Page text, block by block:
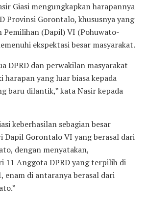
Giasi mengungkapkan harapannya
Provinsi Gorontalo, khususnya yang
Pemilihan (Dapil) VI (Pohuwato-
ekspektasi besar masyarakat.
DPRD dan perwakilan masyarakat
harapan yang luar biasa kepada
baru dilantik,” kata Nasir kepada
keberhasilan sebagian besar
Dapil Gorontalo VI yang berasal dari
dengan menyatakan,
11 Anggota DPRD yang terpilih di
enam di antaranya berasal dari